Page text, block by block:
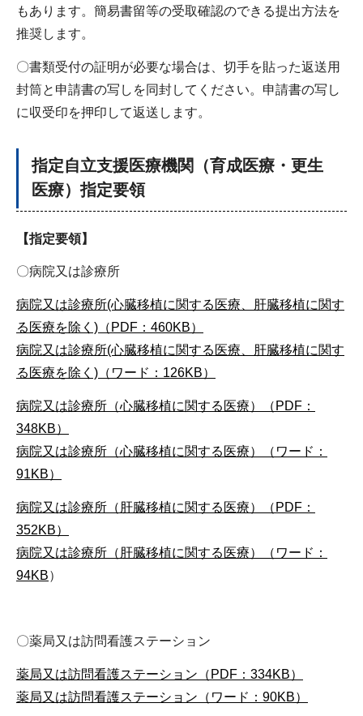
もあります。簡易書留等の受取確認のできる提出方法を
推奨します。
〇書類受付の証明が必要な場合は、切手を貼った返送用
封筒と申請書の写しを同封してください。申請書の写し
に収受印を押印して返送します。
指定自立支援医療機関（育成医療・更生
医療）指定要領
【指定要領】
〇病院又は診療所
病院又は診療所(心臓移植に関する医療、肝臓移植に関す
る医療を除く)（PDF：460KB）
病院又は診療所(心臓移植に関する医療、肝臓移植に関す
る医療を除く)（ワード：126KB）
病院又は診療所（心臓移植に関する医療）（PDF：
348KB）
病院又は診療所（心臓移植に関する医療）（ワード：
91KB）
病院又は診療所（肝臓移植に関する医療）（PDF：
352KB）
病院又は診療所（肝臓移植に関する医療）（ワード：
94KB）
〇薬局又は訪問看護ステーション
薬局又は訪問看護ステーション（PDF：334KB）
薬局又は訪問看護ステーション（ワード：90KB）